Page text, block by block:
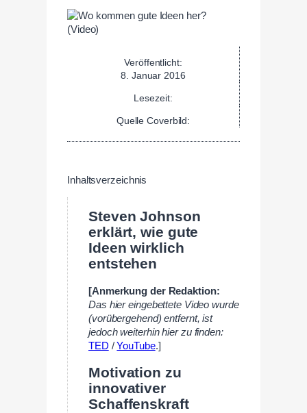
Veröffentlicht:
8. Januar 2016
Lesezeit:
Quelle Coverbild:
Inhaltsverzeichnis
Steven Johnson
erklärt, wie gute
Ideen wirklich
entstehen
[Anmerkung der Redaktion:
Das hier eingebettete Video wurde
(vorübergehend) entfernt, ist
jedoch weiterhin hier zu finden:
TED /YouTube.]
Motivation zu
innovativer
Schaffenskraft